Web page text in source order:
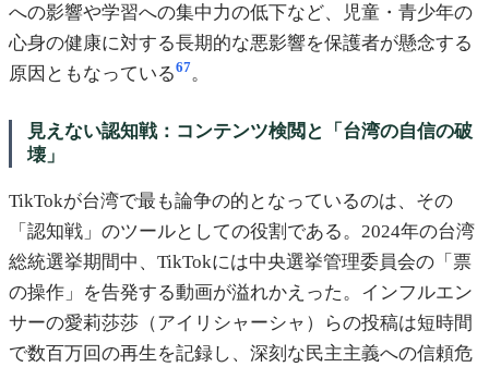
への影響や学習への集中力の低下など、児童・青少年の
心身の健康に対する長期的な悪影響を保護者が懸念する
原因ともなっている67。
見えない認知戦：コンテンツ検閲と「台湾の自信の破
壊」
TikTokが台湾で最も論争の的となっているのは、その
「認知戦」のツールとしての役割である。2024年の台湾
総統選挙期間中、TikTokには中央選挙管理委員会の「票
の操作」を告発する動画が溢れかえった。インフルエン
サーの愛莉莎莎（アイリシャーシャ）らの投稿は短時間
で数百万回の再生を記録し、深刻な民主主義への信頼危